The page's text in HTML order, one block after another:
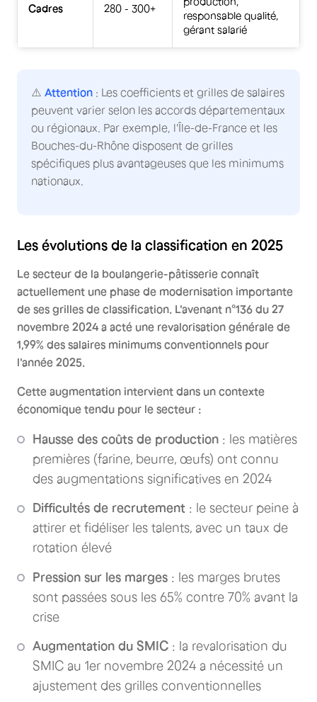
Cadres 280 - 300+
responsable qualité,
gérant salarié
⚠️ Attention : Les coefficients et grilles de salaires
peuvent varier selon les accords départementaux
ou régionaux. Par exemple, l'Île-de-France et les
Bouches-du-Rhône disposent de grilles
spécifiques plus avantageuses que les minimums
nationaux.
Les évolutions de la classification en 2025
Le secteur de la boulangerie-pâtisserie connaît
actuellement une phase de modernisation importante
de ses grilles de classification. L'avenant n°136 du 27
novembre 2024 a acté une revalorisation générale de
1,99% des salaires minimums conventionnels pour
l'année 2025.
Cette augmentation intervient dans un contexte
économique tendu pour le secteur :
Hausse des coûts de production : les matières
premières (farine, beurre, œufs) ont connu
des augmentations significatives en 2024
Difficultés de recrutement : le secteur peine à
attirer et fidéliser les talents, avec un taux de
rotation élevé
Pression sur les marges : les marges brutes
sont passées sous les 65% contre 70% avant la
crise
Augmentation du SMIC : la revalorisation du
SMIC au 1er novembre 2024 a nécessité un
ajustement des grilles conventionnelles